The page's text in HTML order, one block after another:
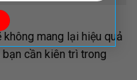
mang lại hiệu quả
cần kiên trì trong